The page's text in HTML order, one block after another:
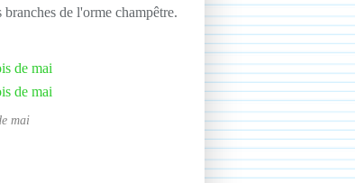
de l'orme champêtre.
mai